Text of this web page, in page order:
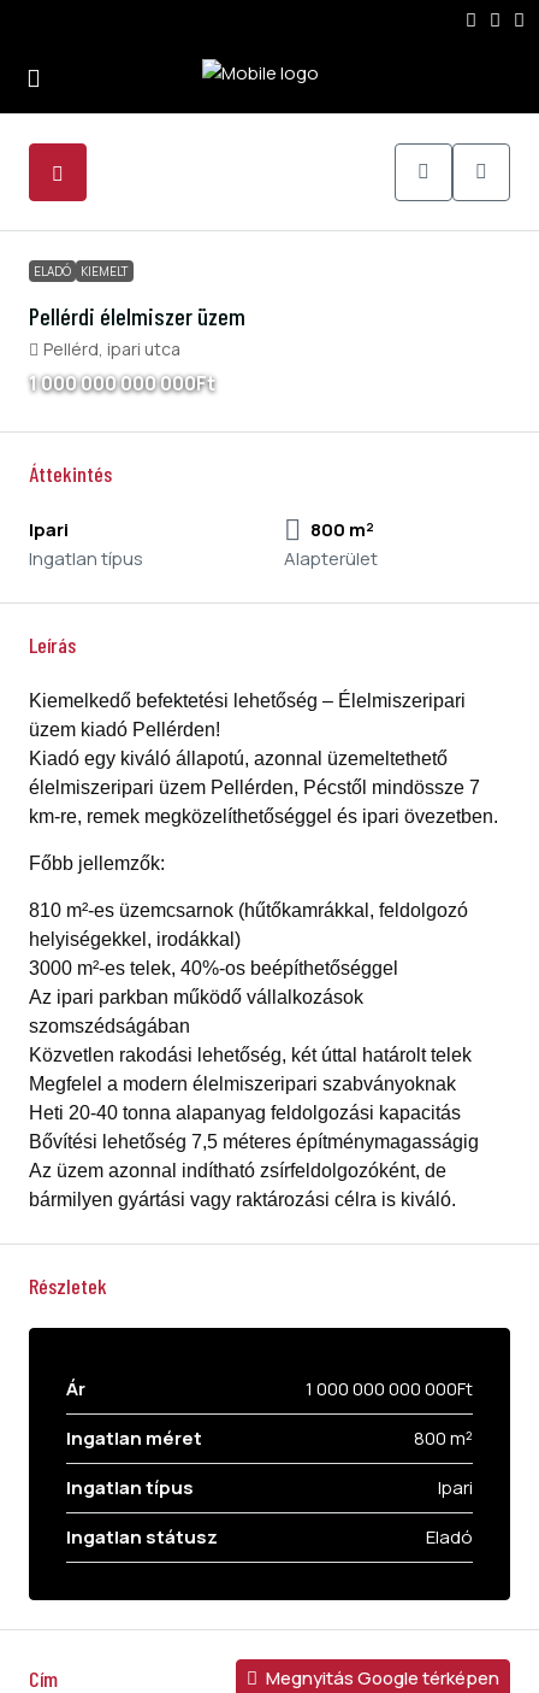
ELADÓ KIEMELT
Pellérdi élelmiszer üzem
Pellérd, ipari utca
1 000 000 000 000Ft
Áttekintés
Ipari
Ingatlan típus
800 m²
Alapterület
Leírás
Kiemelkedő befektetési lehetőség – Élelmiszeripari
üzem kiadó Pellérden!
Kiadó egy kiváló állapotú, azonnal üzemeltethető
élelmiszeripari üzem Pellérden, Pécstől mindössze 7
km-re, remek megközelíthetőséggel és ipari övezetben.
Főbb jellemzők:
810 m²-es üzemcsarnok (hűtőkamrákkal, feldolgozó
helyiségekkel, irodákkal)
3000 m²-es telek, 40%-os beépíthetőséggel
Az ipari parkban működő vállalkozások
szomszédságában
Közvetlen rakodási lehetőség, két úttal határolt telek
Megfelel a modern élelmiszeripari szabványoknak
Heti 20-40 tonna alapanyag feldolgozási kapacitás
Bővítési lehetőség 7,5 méteres építménymagasságig
Az üzem azonnal indítható zsírfeldolgozóként, de
bármilyen gyártási vagy raktározási célra is kiváló.
Részletek
Ár
1 000 000 000 000Ft
Ingatlan méret
800 m²
Ingatlan típus
Ipari
Ingatlan státusz
Eladó
Cím Megnyitás Google térképen